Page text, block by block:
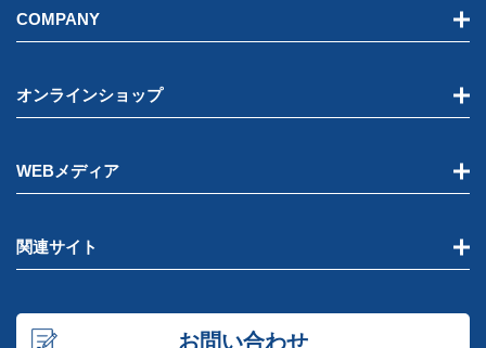
COMPANY
オンラインショップ
WEBメディア
関連サイト
お問い合わせ